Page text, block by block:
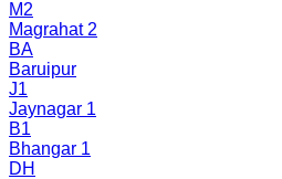
M2
Magrahat 2
BA
Baruipur
J1
Jaynagar 1
B1
Bhangar 1
DH